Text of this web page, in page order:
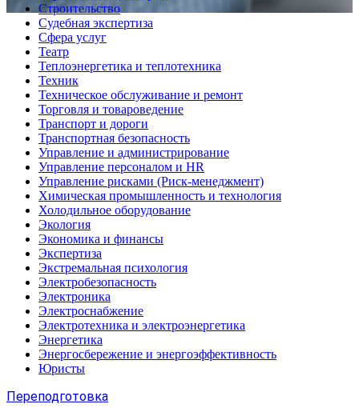
Строительство
Судебная экспертиза
Сфера услуг
Театр
Теплоэнергетика и теплотехника
Техник
Техническое обслуживание и ремонт
Торговля и товароведение
Транспорт и дороги
Транспортная безопасность
Управление и администрирование
Управление персоналом и HR
Управление рисками (Риск-менеджмент)
Химическая промышленность и технология
Холодильное оборудование
Экология
Экономика и финансы
Экспертиза
Экстремальная психология
Электробезопасность
Электроника
Электроснабжение
Электротехника и электроэнергетика
Энергетика
Энергосбережение и энергоэффективность
Юристы
Переподготовка